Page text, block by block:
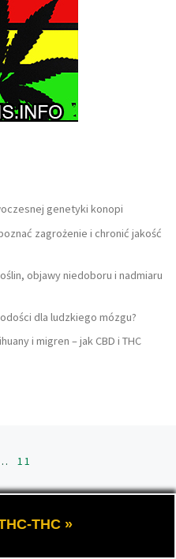
genetyki konopi
zagrożenie i chronić jakość
objawy niedoboru i nadmiaru
dla ludzkiego mózgu?
i migren – jak CBD i THC
11
THC »